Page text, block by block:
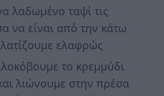
λαδωμένο ταψί τις
να είναι από την κάτω
ελαφρώς
το κρεμμύδι
λιώνουμε στην πρέσα